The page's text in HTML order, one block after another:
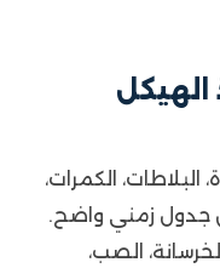
الهيكل
البلاطات، الكمرات،
جدول زمني واضح.
الصب،